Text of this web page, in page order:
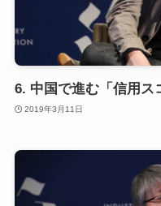
6. 中国で進む「信用ス
2019年3月11日